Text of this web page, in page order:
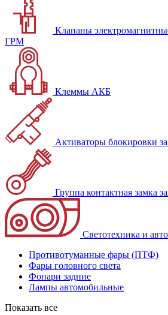
Клапаны
ГРМ
Клеммы АКБ
Активаторы блокировки
Группа контактная замка
Светотехника и
Противотуманные фары (ПТФ)
Фары головного света
Фонари задние
Лампы автомобильные
Показать все